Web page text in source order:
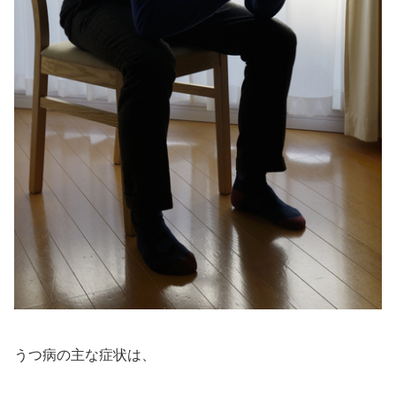
うつ病の主な症状は、